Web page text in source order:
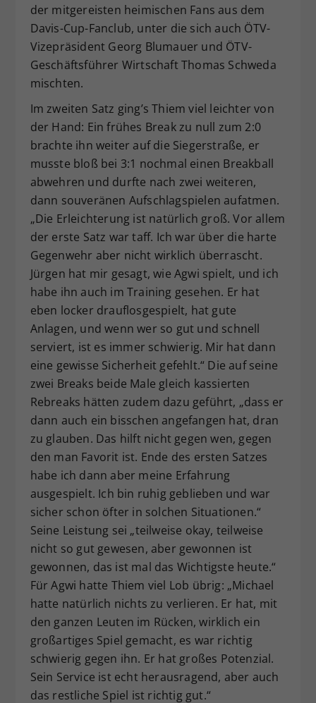
der mitgereisten heimischen Fans aus dem
Davis-Cup-Fanclub, unter die sich auch ÖTV-
Vizepräsident Georg Blumauer und ÖTV-
Geschäftsführer Wirtschaft Thomas Schweda
mischten.
Im zweiten Satz ging’s Thiem viel leichter von
der Hand: Ein frühes Break zu null zum 2:0
brachte ihn weiter auf die Siegerstraße, er
musste bloß bei 3:1 nochmal einen Breakball
abwehren und durfte nach zwei weiteren,
dann souveränen Aufschlagspielen aufatmen.
„Die Erleichterung ist natürlich groß. Vor allem
der erste Satz war taff. Ich war über die harte
Gegenwehr aber nicht wirklich überrascht.
Jürgen hat mir gesagt, wie Agwi spielt, und ich
habe ihn auch im Training gesehen. Er hat
eben locker drauflosgespielt, hat gute
Anlagen, und wenn wer so gut und schnell
serviert, ist es immer schwierig. Mir hat dann
eine gewisse Sicherheit gefehlt.“ Die auf seine
zwei Breaks beide Male gleich kassierten
Rebreaks hätten zudem dazu geführt, „dass er
dann auch ein bisschen angefangen hat, dran
zu glauben. Das hilft nicht gegen wen, gegen
den man Favorit ist. Ende des ersten Satzes
habe ich dann aber meine Erfahrung
ausgespielt. Ich bin ruhig geblieben und war
sicher schon öfter in solchen Situationen.“
Seine Leistung sei „teilweise okay, teilweise
nicht so gut gewesen, aber gewonnen ist
gewonnen, das ist mal das Wichtigste heute.“
Für Agwi hatte Thiem viel Lob übrig: „Michael
hatte natürlich nichts zu verlieren. Er hat, mit
den ganzen Leuten im Rücken, wirklich ein
großartiges Spiel gemacht, es war richtig
schwierig gegen ihn. Er hat großes Potenzial.
Sein Service ist echt herausragend, aber auch
das restliche Spiel ist richtig gut.“